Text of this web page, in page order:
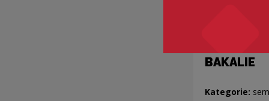
BAKALIE
Kategorie: